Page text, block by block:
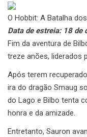
O Hobbit: A Batalha
Data de estreia: 18 de
Fim da aventura de
treze anões, liderados
Após terem
ira do dragão Smaug
do Lago e Bilbo tenta
honra e da amizade.
Entretanto, Sauron